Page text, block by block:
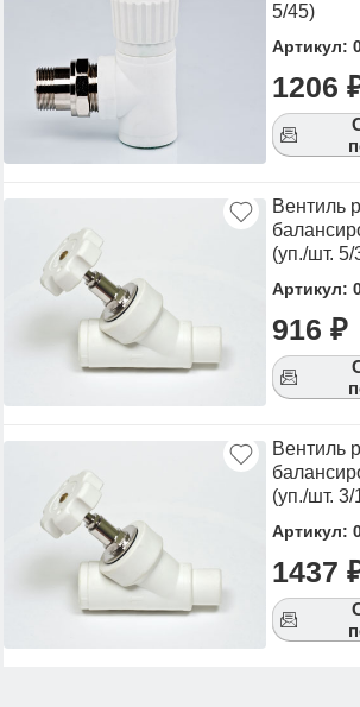
5/45)
Артикул:
1206
Вентиль
(уп./шт. 5/
Артикул:
916 ₽
Вентиль
(уп./шт. 3/
Артикул:
1437